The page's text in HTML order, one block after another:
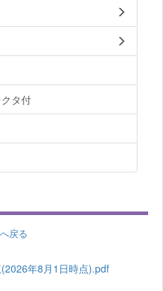
タ付
戻る
年8月1日時点).pdf